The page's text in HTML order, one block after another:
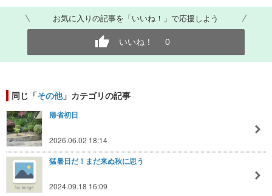
お気に入りの記事を「いいね！」で応援しよう
いいね！ 0
同じ「その他」カテゴリの記事
帰省初日
2026.06.02 18:14
猛暑日だ！まだ来ぬ秋に思う
2024.09.18 16:09